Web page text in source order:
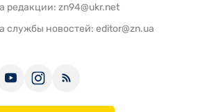
редакции: zn94@ukr.net
службы новостей: editor@zn.ua